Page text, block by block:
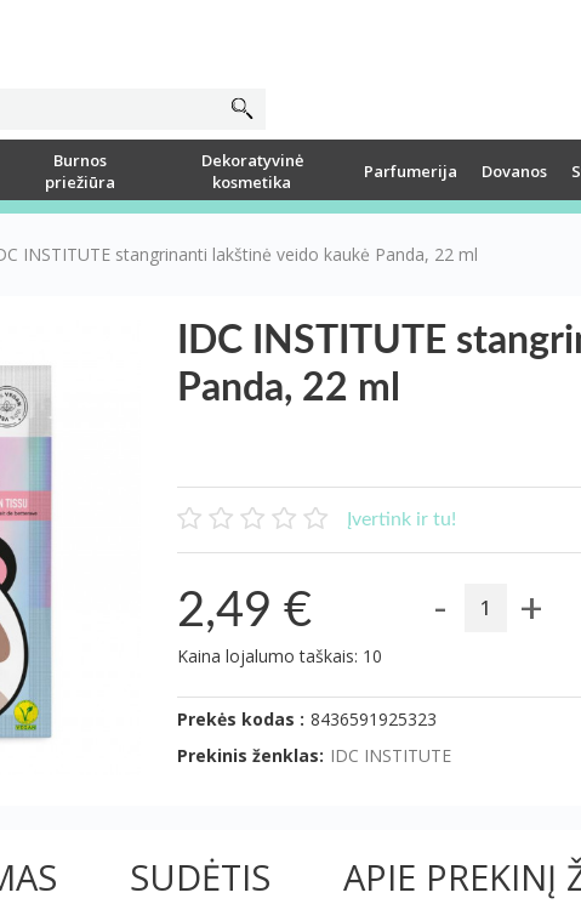
Burnos
priežiūra
Dekoratyvinė
kosmetika
Parfumerija Dovanos
INSTITUTE stangrinanti lakštinė veido kaukė Panda, 22 ml
IDC INSTITUTE
Panda, 22 ml
Įvertink ir tu!
2,49 € - +
Kaina lojalumo taškais: 10
Prekės kodas : 8436591925323
Prekinis ženklas: IDC INSTITUTE
SUDĖTIS
APIE PREKINĮ